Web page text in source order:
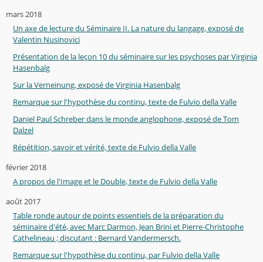
mars 2018
Un axe de lecture du Séminaire II. La nature du langage, exposé de
Valentin Nusinovici
Présentation de la leçon 10 du séminaire sur les psychoses par Virginia
Hasenbalg
Sur la Verneinung, exposé de Virginia Hasenbalg
Remarque sur l'hypothèse du continu, texte de Fulvio della Valle
Daniel Paul Schreber dans le monde anglophone, exposé de Tom
Dalzel
Répétition, savoir et vérité, texte de Fulvio della Valle
février 2018
A propos de l'Image et le Double, texte de Fulvio della Valle
août 2017
Table ronde autour de points essentiels de la préparation du
séminaire d'été, avec Marc Darmon, Jean Brini et Pierre-Christophe
Cathelineau ; discutant : Bernard Vandermersch.
Remarque sur l'hypothèse du continu, par Fulvio della Valle